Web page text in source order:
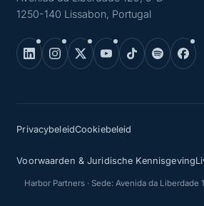
1250-140 Lissabon, Portugal
PrivacybeleidCookiebeleid
Voorwaarden & Juridische Kennisgeving
Harbor Partners · Sede: Avenida da Liberdade